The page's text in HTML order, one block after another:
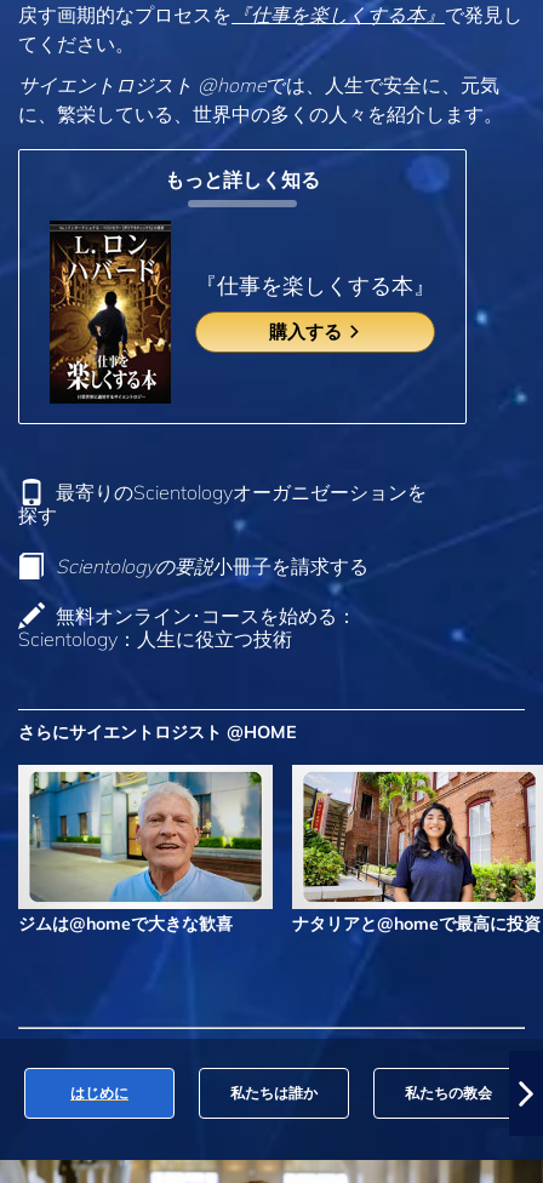
戻す画期的なプロセスを 『仕事を楽しくする本』 で発見し
てください。
サイエントロジスト @homeでは、人生で安全に、元気
に、繁栄している、世界中の多くの人々を紹介します。
もっと詳しく知る
『仕事を楽しくする本』
購入する
最寄りのScientologyオーガニゼーションを
探す
Scientologyの要説小冊子を請求する
無料オンライン･コースを始める：
Scientology：人生に役立つ技術
さらにサイエントロジスト @HOME
ジムは@homeで大きな歓喜 ナタリアと@homeで最高に投資
はじめに 私たちは誰か 私たちの教会